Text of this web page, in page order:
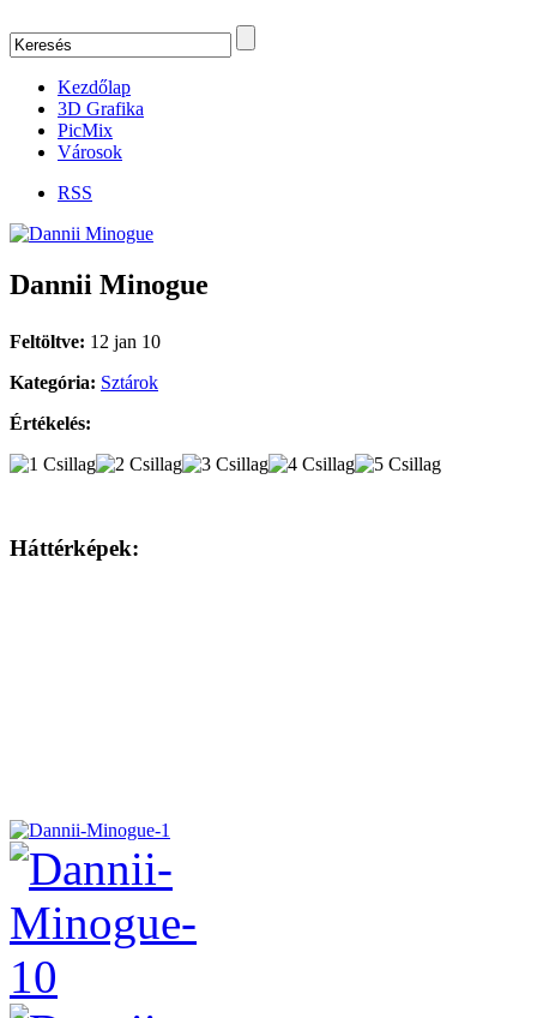
Kezdőlap
3D Grafika
PicMix
Városok
RSS
Dannii Minogue
Feltöltve: 12 jan 10
Kategória: Sztárok
Értékelés:
Háttérképek: